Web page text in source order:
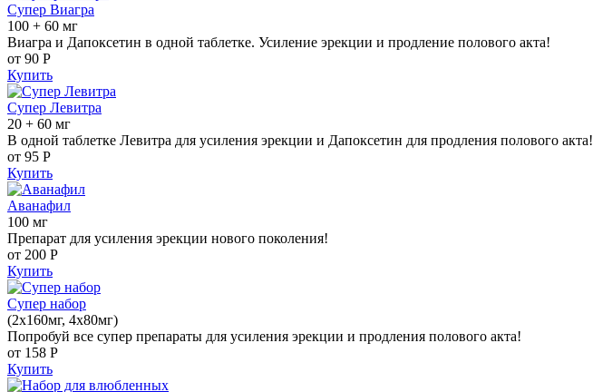
Супер Виагра
100 + 60 мг
Виагра и Дапоксетин в одной таблетке. Усиление эрекции и продление полового акта!
от 90 Р
Купить
Супер Левитра
20 + 60 мг
В одной таблетке Левитра для усиления эрекции и Дапоксетин для продления полового акта!
от 95 Р
Купить
Аванафил
100 мг
Препарат для усиления эрекции нового поколения!
от 200 Р
Купить
Супер набор
(2х160мг, 4х80мг)
Попробуй все супер препараты для усиления эрекции и продления полового акта!
от 158 Р
Купить